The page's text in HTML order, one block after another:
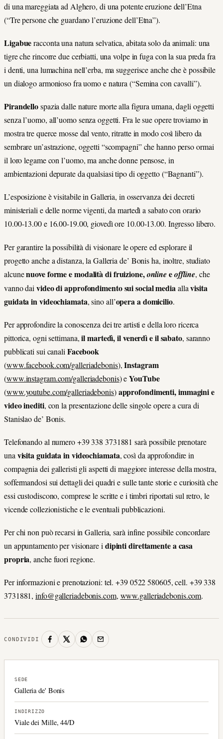
di una mareggiata ad Alghero, di una potente eruzione dell’Etna
(“Tre persone che guardano l’eruzione dell’Etna”).
Ligabueracconta una natura selvatica, abitata solo da animali: una
tigre che rincorre due cerbiatti, una volpe in fuga con la sua preda fra
i denti, una lumachina nell’erba, ma suggerisce anche che è possibile
un dialogo armonioso fra uomo e natura (“Semina con cavalli”).
Pirandellospazia dalle nature morte alla figura umana, dagli oggetti
senza l’uomo, all’uomo senza oggetti. Fra le sue opere troviamo in
mostra tre querce mosse dal vento, ritratte in modo così libero da
sembrare un’astrazione, oggetti “scompagni” che hanno perso ormai
il loro legame con l’uomo, ma anche donne pensose, in
ambientazioni depurate da qualsiasi tipo di oggetto (“Bagnanti”).
L’esposizione è visitabile in Galleria, in osservanza dei decreti
ministeriali e delle norme vigenti, da martedì a sabato con orario
10.00-13.00 e 16.00-19.00, giovedì ore 10.00-13.00. Ingresso libero.
Per garantire la possibilità di visionare le opere ed esplorare il
progetto anche a distanza, la Galleria de’ Bonis ha, inoltre, studiato
alcunenuove forme e modalità di fruizione,onlineeoffline, che
vanno daivideo di approfondimento sui social media allavisita
guidata in videochiamata, sino all’opera a domicilio.
Per approfondire la conoscenza dei tre artisti e della loro ricerca
pittorica, ogni settimana,il martedì, il venerdì e il sabato, saranno
pubblicati sui canali Facebook
(www.facebook.com/galleriadebonis),Instagram
(www.instagram.com/galleriadebonis) eYouTube
(www.youtube.com/galleriadebonis)approfondimenti, immagini e
video inediti, con la presentazione delle singole opere a cura di
Stanislao de’ Bonis.
Telefonando al numero +39 338 3731881 sarà possibile prenotare
una visita guidata in videochiamata, così da approfondire in
compagnia dei galleristi gli aspetti di maggiore interesse della mostra,
soffermandosi sui dettagli dei quadri e sulle tante storie e curiosità che
essi custodiscono, comprese le scritte e i timbri riportati sul retro, le
vicende collezionistiche e le eventuali pubblicazioni.
Per chi non può recarsi in Galleria, sarà infine possibile concordare
un appuntamento per visionare i dipinti direttamente a casa
propria, anche fuori regione.
Per informazioni e prenotazioni: tel. +39 0522 580605, cell. +39 338
3731881,info@galleriadebonis.com, www.galleriadebonis.com.
CONDIVIDI
SEDE
Galleria de' Bonis
INDIRIZZO
Viale dei Mille, 44/D